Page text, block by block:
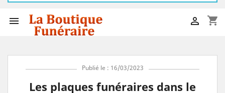
 shopping_cart

Publié le : 16/03/2023
Les plaques funéraires dans le